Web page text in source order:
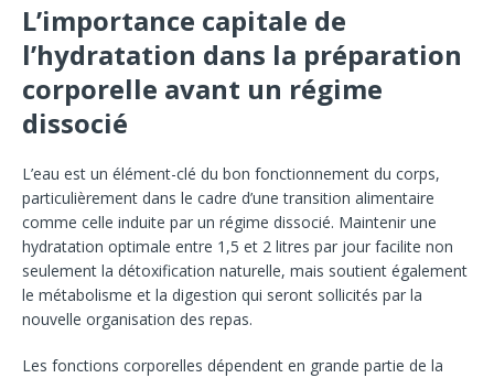
L’importance capitale de
l’hydratation dans la préparation
corporelle avant un régime
dissocié
L’eau est un élément-clé du bon fonctionnement du corps,
particulièrement dans le cadre d’une transition alimentaire
comme celle induite par un régime dissocié. Maintenir une
hydratation optimale entre 1,5 et 2 litres par jour facilite non
seulement la détoxification naturelle, mais soutient également
le métabolisme et la digestion qui seront sollicités par la
nouvelle organisation des repas.
Les fonctions corporelles dépendent en grande partie de la